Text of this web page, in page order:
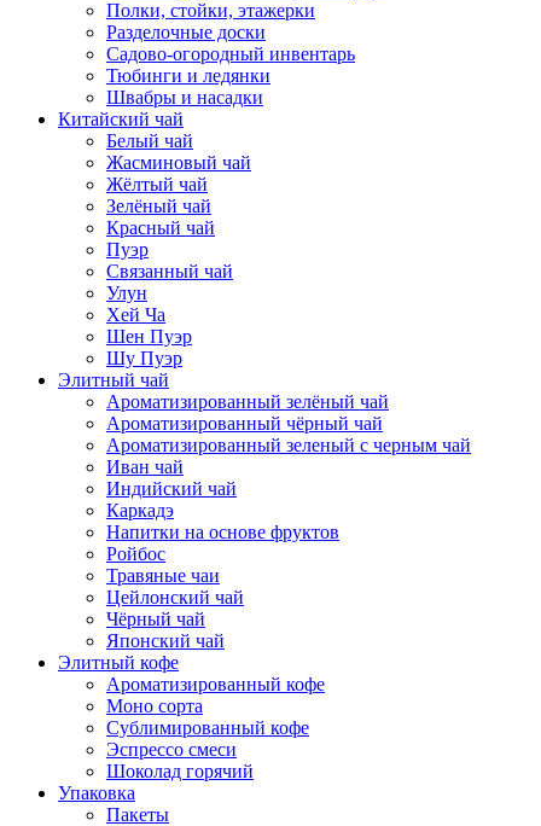
Полки, стойки, этажерки
Разделочные доски
Садово-огородный инвентарь
Тюбинги и ледянки
Швабры и насадки
Китайский чай
Белый чай
Жасминовый чай
Жёлтый чай
Зелёный чай
Красный чай
Пуэр
Связанный чай
Улун
Хей Ча
Шен Пуэр
Шу Пуэр
Элитный чай
Ароматизированный зелёный чай
Ароматизированный чёрный чай
Ароматизированный зеленый с черным чай
Иван чай
Индийский чай
Каркадэ
Напитки на основе фруктов
Ройбос
Травяные чаи
Цейлонский чай
Чёрный чай
Японский чай
Элитный кофе
Ароматизированный кофе
Моно сорта
Сублимированный кофе
Эспрессо смеси
Шоколад горячий
Упаковка
Пакеты